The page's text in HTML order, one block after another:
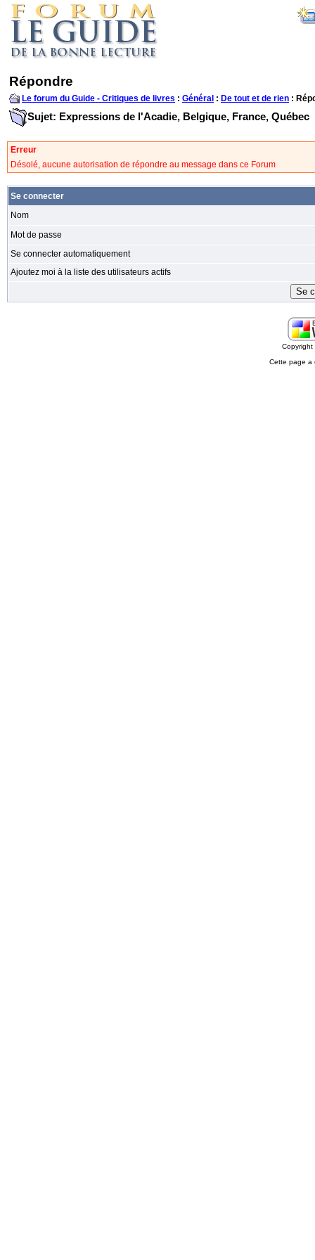
Répondre
Le forum du Guide - Critiques de livres : Général : De tout et de rien :
Sujet: Expressions de l'Acadie, Belgique, France, Québec
Erreur
Désolé, aucune autorisation de répondre au message dans ce Forum
Se connecter
Nom
Mot de passe
Se connecter automatiquement
Ajoutez moi à la liste des utilisateurs actifs
Cette page a